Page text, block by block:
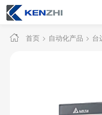
首页 自动化产品 台